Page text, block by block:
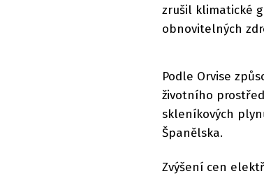
zrušil klimatické
obnovitelných
Podle Orvise
životního
skleníkových
Španělska.
Zvýšení cen